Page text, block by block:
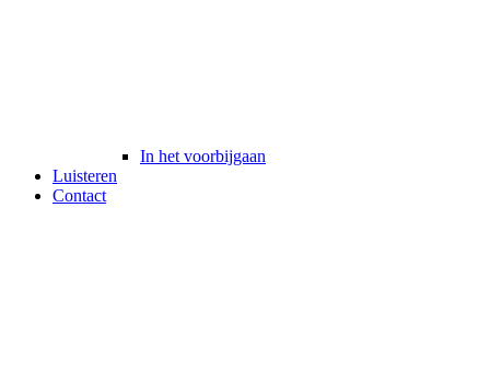
In het voorbijgaan
Luisteren
Contact